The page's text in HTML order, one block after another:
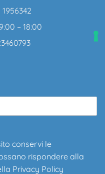
– 18:00
conservi le
rispondere alla
Privacy Policy